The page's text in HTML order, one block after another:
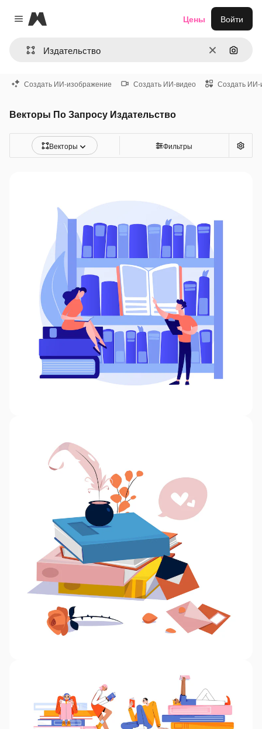
Close menu
Magnific
ОчиститьПоиск
Цены Войти
Создать ИИ-изображение Создать ИИ-видео Создать ИИ-
Векторы По Запросу Издательство
Векторы Фильтры